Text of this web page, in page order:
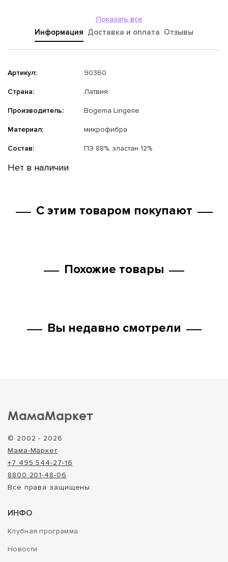
Показать все
Информация Доставка и оплата Отзывы
Артикул: 90360
Страна: Латвия
Производитель: Bogema Lingerie
Материал: микрофибра
Состав: ПЭ 88%, эластан 12%
Нет в наличии
С этим товаром покупают
Похожие товары
Вы недавно смотрели
МамаМаркет
© 2002 - 2026
Мама-Маркет
+7 495 544-27-16
8800 201-48-06
Все права защищены.
ИНФО
Клубная программа
Новости